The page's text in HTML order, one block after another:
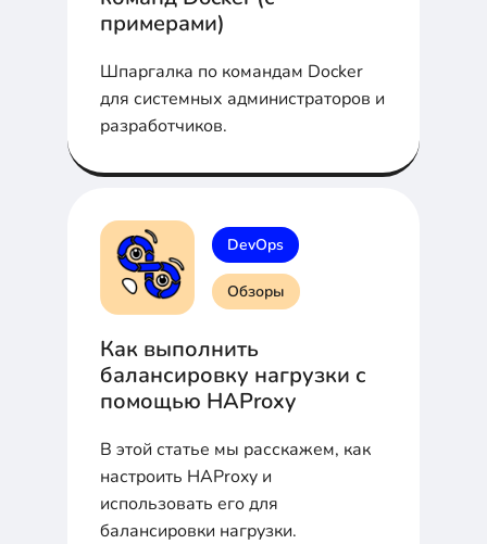
примерами)
Шпаргалка по командам Docker
для системных администраторов и
разработчиков.
DevOps
Обзоры
Как выполнить
балансировку нагрузки с
помощью HAProxy
В этой статье мы расскажем, как
настроить HAProxy и
использовать его для
балансировки нагрузки.